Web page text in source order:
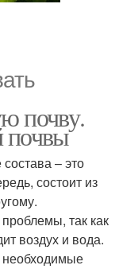
почву.
почвы
– это
состоит из
так как
воздух и вода.
необходимые